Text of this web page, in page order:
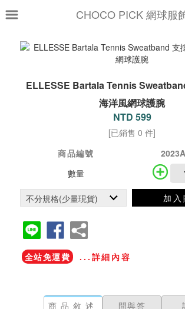
CHOCO PICK 網球服
ELLESSE Bartala Tennis
海洋風網球護腕
NTD 599
[已銷售 0 件]
商品編號
數量
加入
全站免運費 ...詳細內容
商品敘述 問與答